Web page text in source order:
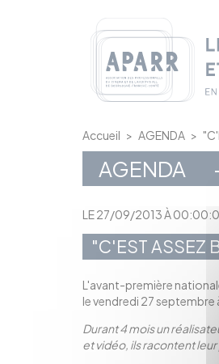
Accueil > AGENDA >
AGENDA
LE 27/09/2013 À
"C'EST ASSEZ
L'avant-première
le vendredi 27 septembre
Durant 4 mois un
et vidéo, ils racontent